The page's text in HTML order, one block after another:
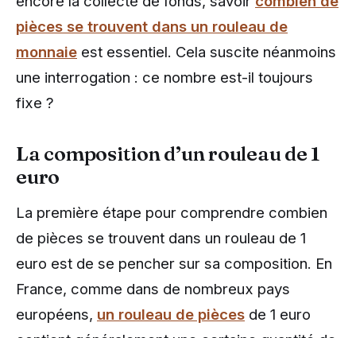
pièces se trouvent dans un rouleau de
monnaie est essentiel. Cela suscite néanmoins
une interrogation : ce nombre est-il toujours
fixe ?
La composition d’un rouleau de 1
euro
La première étape pour comprendre combien
de pièces se trouvent dans un rouleau de 1
euro est de se pencher sur sa composition. En
France, comme dans de nombreux pays
européens, un rouleau de pièces de 1 euro